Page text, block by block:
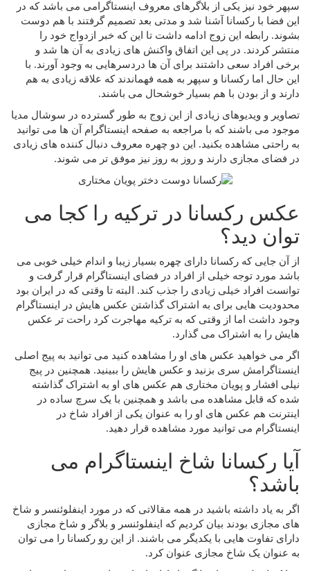
سپهر خود نیز یکی از بلاگرهای معروف اینستاگرامی می باشد که در
این فضا با رکسانا آشنا شد و مدتی بعد تصمیم گرفتند با هم دوست
بشوند. رابطه این زوج ادامه داشت تا این که خبر ازدواج خود را
منتشر کردند. در پی این اتفاق واکنش های زیادی به آن ها شد و
برخی افراد سعی داشتند برای آن ها دردسرهایی به وجود آورند. با
این حال اما رکسانا و سپهر به همه فهماندند که علاقه زیادی به هم
دارند و از بودن با هم بسیار خوشحال می باشند.
تصاویر و ویدیوهای زیادی از این زوج به طور گسترده در سوشال مدیا
موجود می باشند که با مراجعه به صفحه اینستاگرام آن ها می توانید
به راحتی مشاهده بکنید. این دو چهره معروف دنبال کننده های زیادی
در فضای مجازی دارند و روز به روز نیز موفق تر می شوند.
عکس رکسانا در ترکیه را کجا می
توان دید؟
از آن جایی که رکسانا دارای چهره بسیار زیبا و اندام خیلی خوبی می
باشد مورد توجه خیلی از افراد در فضای اینستاگرام قرار گرفت و
توانست افراد خیلی زیادی را جذب کند. البته تا وقتی که در ایران بود
محدودیت‌ هایی برای به اشتراک گذاشتن عکس هایش در اینستاگرام
وجود داشت اما از وقتی که به ترکیه مهاجرت کرد راحت‌ تر عکس
هایش را به اشتراک می‌ گذارد.
اگر می‌ خواهید عکس‌ های او را مشاهده کنید می‌ توانید به پیج اصلی
اینستاگرامش سری بزنید و عکس هایش را ببینید. همچنین در پیج
نیلی افشار و پویان مختاری هم عکس‌ های او به اشتراک گذاشته
شده که قابل مشاهده می باشد و همچنین با یک سرچ ساده در
اینترنت هم عکس‌ های او را به عنوان یکی از افراد شاخ در
اینستاگرام می توانید مورد مشاهده قرار دهید.
آیا رکسانا شاخ اینستاگرام می
باشد؟
اگر به یاد داشته باشید در همه مقالاتی که در مورد اینفلوئنسر و شاخ
های مجازی بودند بیان کردیم که اینفلوئنسر و بلاگر و شاخ مجازی
دارای تفاوت هایی با یکدیگر می باشند. از این رو رکسانا را می‌ توان
به عنوان یک شاخ مجازی عنوان کرد.